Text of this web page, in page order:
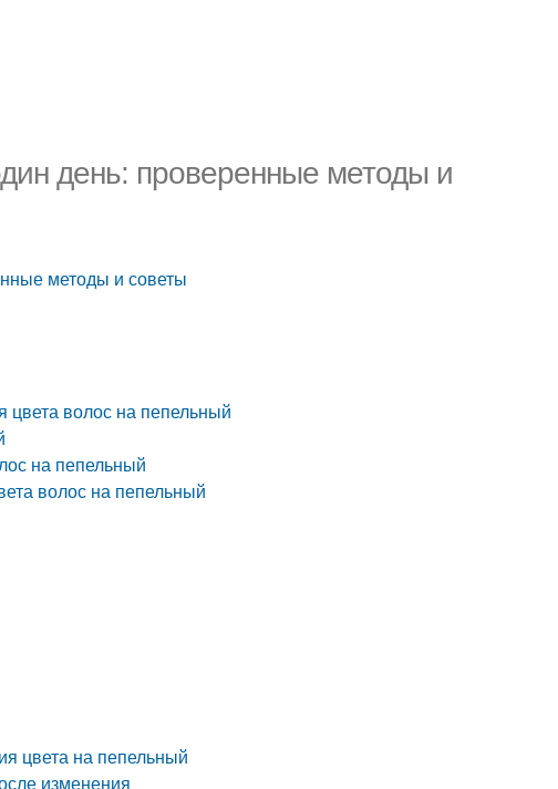
день: проверенные методы и
методы и советы
цвета волос на пепельный
на пепельный
волос на пепельный
цвета на пепельный
изменения